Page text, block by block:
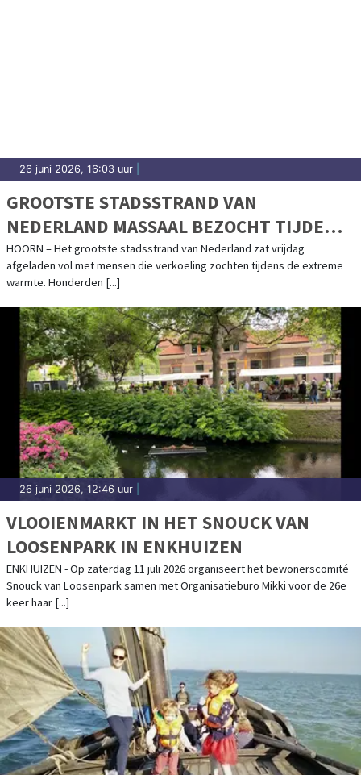
26 juni 2026, 16:03 uur
GROOTSTE STADSSTRAND VAN
NEDERLAND MASSAAL BEZOCHT TIJDENS
TROPISCHE HITTE
HOORN – Het grootste stadsstrand van Nederland zat vrijdag
afgeladen vol met mensen die verkoeling zochten tijdens de extreme
warmte. Honderden [...]
26 juni 2026, 12:46 uur
VLOOIENMARKT IN HET SNOUCK VAN
LOOSENPARK IN ENKHUIZEN
ENKHUIZEN - Op zaterdag 11 juli 2026 organiseert het bewonerscomité
Snouck van Loosenpark samen met Organisatieburo Mikki voor de 26e
keer haar [...]